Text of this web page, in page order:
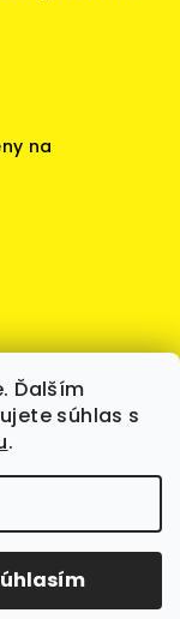
Ďalším
súhlas s
.
quality,
batérie,
Všetky práva
cookies